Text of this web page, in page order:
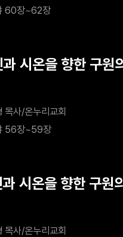
60장~62장
시온을 향한 구
목사/온누리교회
56장~59장
시온을 향한 구원
목사/온누리교회